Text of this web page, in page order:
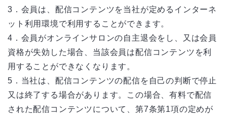
3．会員は、配信コンテンツを当社が定めるインターネ
ット利用環境で利用することができます。
4．会員がオンラインサロンの自主退会をし、又は会員
資格が失効した場合、当該会員は配信コンテンツを利
用することができなくなります。
5．当社は、配信コンテンツの配信を自己の判断で停止
又は終了する場合があります。この場合、有料で配信
された配信コンテンツについて、第7条第1項の定めが